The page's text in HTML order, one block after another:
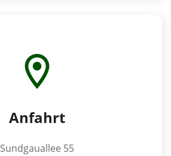
Anfahrt
Sundgauallee 55